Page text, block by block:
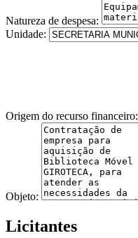
Natureza de despesa:
Unidade:
Origem do recurso financeiro:
Objeto:
Licitantes